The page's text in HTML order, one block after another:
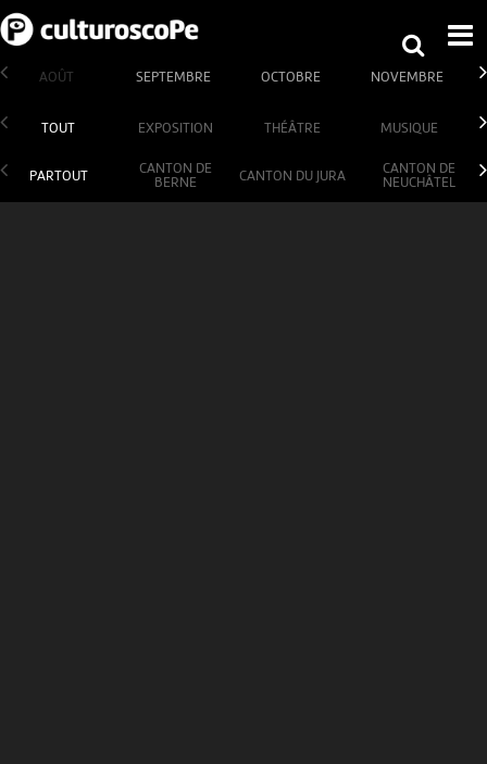
AOÛT SEPTEMBRE OCTOBRE NOVEMBRE
TOUT EXPOSITION THÉÂTRE MUSIQUE
PARTOUT
CANTON DE
BERNE
CANTON DU JURA
CANTON DE
NEUCHÂTEL